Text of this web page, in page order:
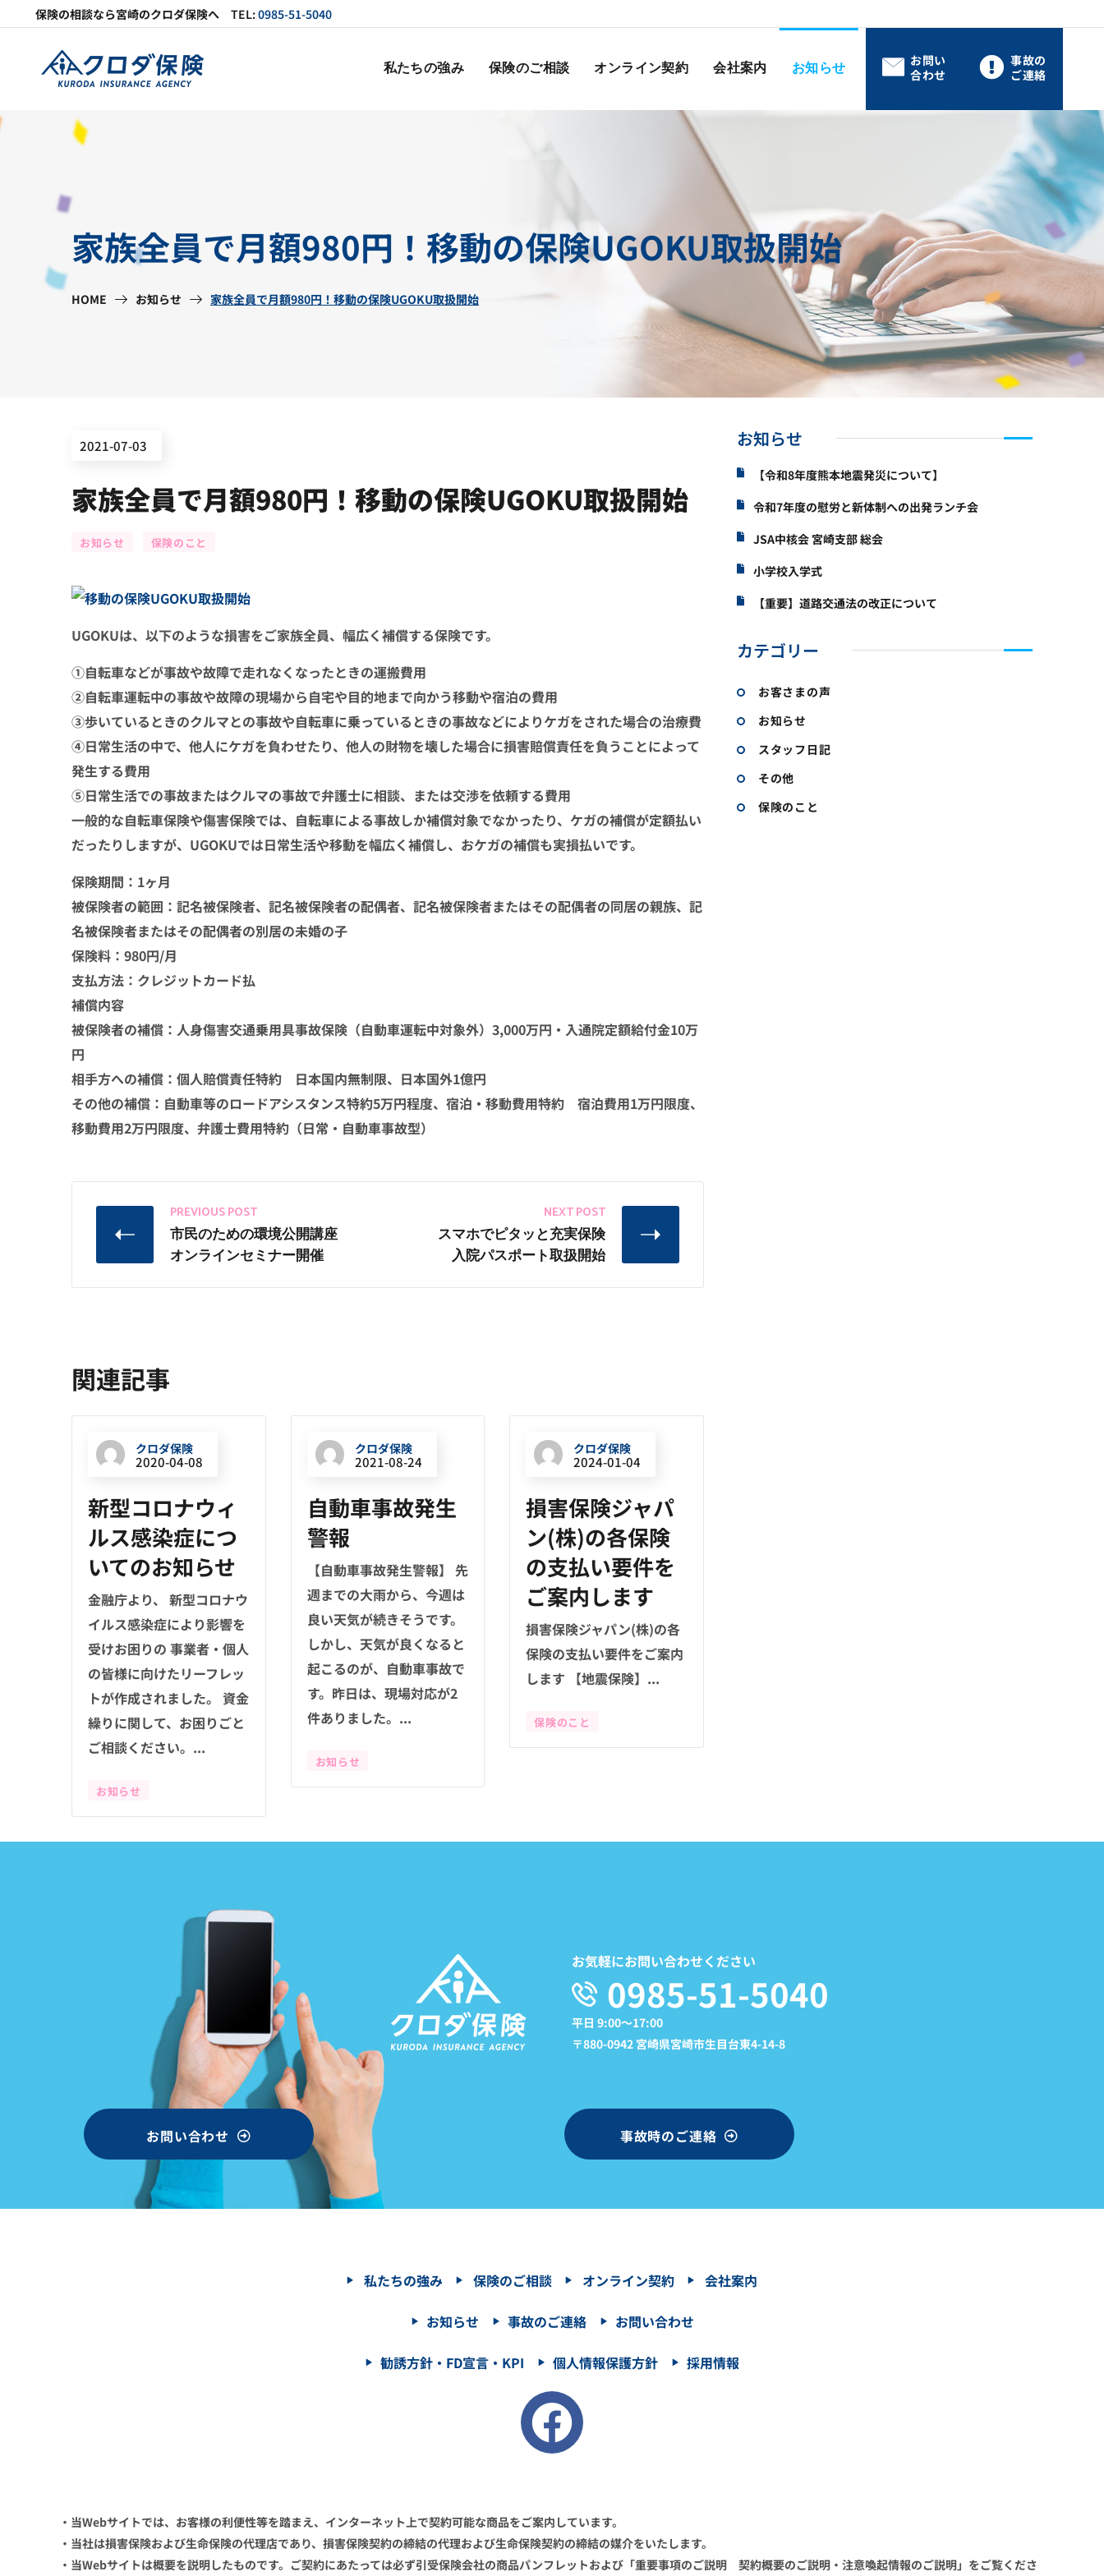
保険の相談なら宮崎のクロダ保険へ TEL:0985-51-5040
私たちの強み 保険のご相談 オンライン契約 会社案内 お知らせ
お問い
合わせ
事故の
ご連絡
家族全員で月額980円！移動の保険UGOKU取扱開始
HOME お知らせ 家族全員で月額980円！移動の保険UGOKU取扱開始
2021-07-03
家族全員で月額980円！移動の保険UGOKU取扱開始
お知らせ 保険のこと
UGOKUは、以下のような損害をご家族全員、幅広く補償する保険です。
①自転車などが事故や故障で走れなくなったときの運搬費用
②自転車運転中の事故や故障の現場から自宅や目的地まで向かう移動や宿泊の費用
③歩いているときのクルマとの事故や自転車に乗っているときの事故などによりケガをされた場合の治療費
④日常生活の中で、他人にケガを負わせたり、他人の財物を壊した場合に損害賠償責任を負うことによって
発生する費用
⑤日常生活での事故またはクルマの事故で弁護士に相談、または交渉を依頼する費用
一般的な自転車保険や傷害保険では、自転車による事故しか補償対象でなかったり、ケガの補償が定額払い
だったりしますが、UGOKUでは日常生活や移動を幅広く補償し、おケガの補償も実損払いです。
保険期間：1ヶ月
被保険者の範囲：記名被保険者、記名被保険者の配偶者、記名被保険者またはその配偶者の同居の親族、記
名被保険者またはその配偶者の別居の未婚の子
保険料：980円/月
支払方法：クレジットカード払
補償内容
被保険者の補償：人身傷害交通乗用具事故保険（自動車運転中対象外）3,000万円・入通院定額給付金10万
円
相手方への補償：個人賠償責任特約 日本国内無制限、日本国外1億円
その他の補償：自動車等のロードアシスタンス特約5万円程度、宿泊・移動費用特約 宿泊費用1万円限度、
移動費用2万円限度、弁護士費用特約（日常・自動車事故型）
PREVIOUS POST
市民のための環境公開講座
オンラインセミナー開催
NEXT POST
スマホでピタッと充実保険
入院パスポート取扱開始
関連記事
クロダ保険
2020-04-08
新型コロナウィ
ルス感染症につ
いてのお知らせ
金融庁より、 新型コロナウ
イルス感染症により影響を
受けお困りの 事業者・個人
の皆様に向けたリーフレッ
トが作成されました。 資金
繰りに関して、お困りごと
ご相談ください。...
お知らせ
クロダ保険
2021-08-24
自動車事故発生
警報
【自動車事故発生警報】 先
週までの大雨から、今週は
良い天気が続きそうです。
しかし、天気が良くなると
起こるのが、自動車事故で
す。昨日は、現場対応が2
件ありました。...
お知らせ
クロダ保険
2024-01-04
損害保険ジャパ
ン(株)の各保険
の支払い要件を
ご案内します
損害保険ジャパン(株)の各
保険の支払い要件をご案内
します 【地震保険】...
保険のこと
お知らせ
【令和8年度熊本地震発災について】
令和7年度の慰労と新体制への出発ランチ会
JSA中核会 宮崎支部 総会
小学校入学式
【重要】道路交通法の改正について
カテゴリー
お客さまの声
お知らせ
スタッフ日記
その他
保険のこと
お気軽にお問い合わせください
0985-51-5040
平日 9:00〜17:00
〒880-0942 宮崎県宮崎市生目台東4-14-8
お問い合わせ 事故時のご連絡
私たちの強み 保険のご相談 オンライン契約 会社案内
お知らせ 事故のご連絡 お問い合わせ
勧誘方針・FD宣言・KPI 個人情報保護方針 採用情報
・当Webサイトでは、お客様の利便性等を踏まえ、インターネット上で契約可能な商品をご案内しています。
・当社は損害保険および生命保険の代理店であり、損害保険契約の締結の代理および生命保険契約の締結の媒介をいたします。
・当Webサイトは概要を説明したものです。ご契約にあたっては必ず引受保険会社の商品パンフレットおよび「重要事項のご説明 契約概要のご説明・注意喚起情報のご説明」をご覧くださ